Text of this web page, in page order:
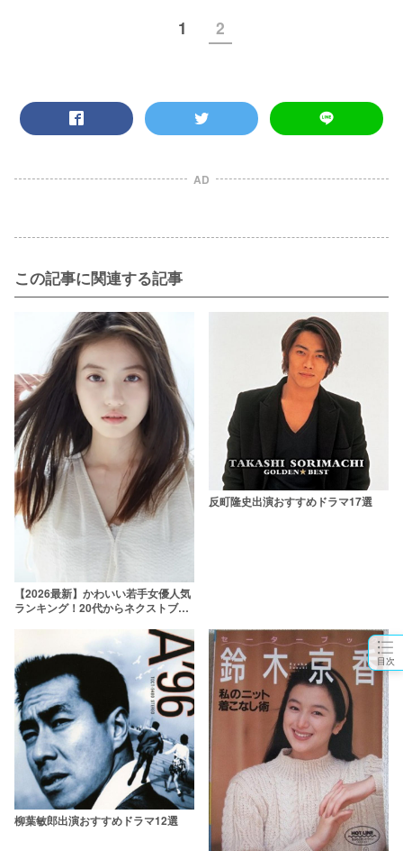
目次
1 2
AD
この記事に関連する記事
【2026最新】かわいい若手女優人気
ランキング！20代からネクストブレ
反町隆史出演おすすめドラマ17選
柳葉敏郎出演おすすめドラマ12選